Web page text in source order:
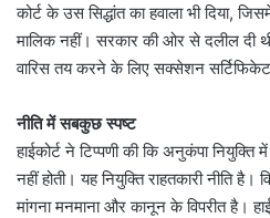
कोर्ट के उस सिद्धांत का हवाला भी दिया,
मालिक नहीं। सरकार की ओर से दलील दी
वारिस तय करने के लिए सक्सेशन सर्टिफिकेट
नीति में सबकुछ स्पष्ट
हाईकोर्ट ने टिप्पणी की कि अनुकंपा
नहीं होती। यह नियुक्ति राहतकारी नीति है।
मांगना मनमाना और कानून के विपरीत है।